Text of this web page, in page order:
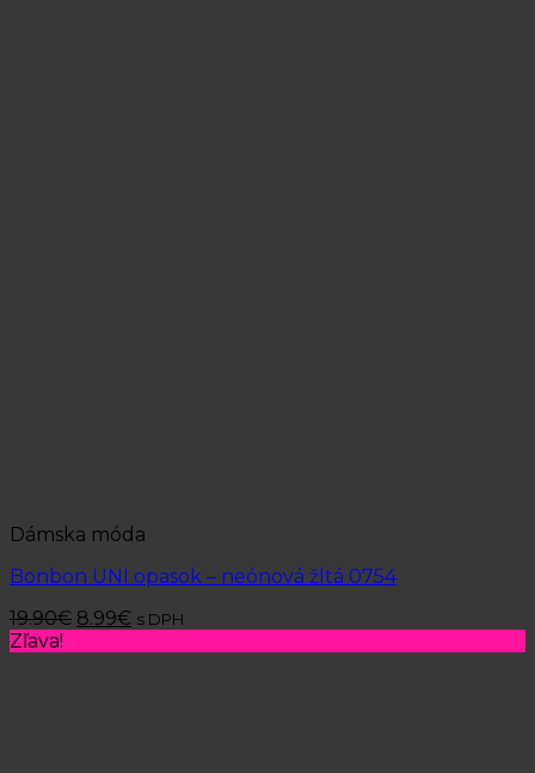
Dámska móda
Bonbon UNI opasok – neónová žltá 0754
19.90€ 8.99€ s DPH
Zľava!